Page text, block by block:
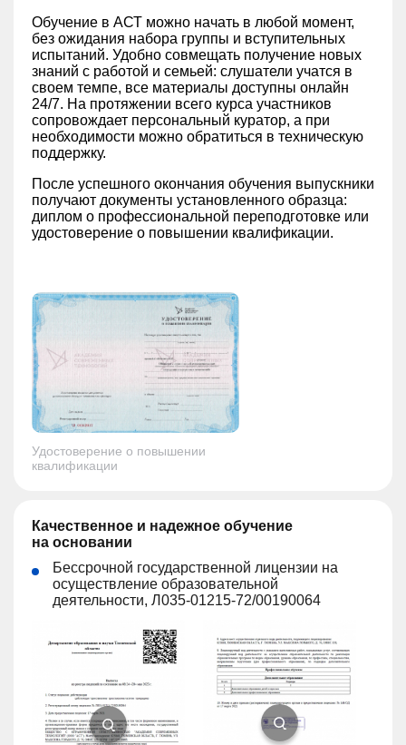
Обучение в АСТ можно начать в любой момент,
без ожидания набора группы и вступительных
испытаний. Удобно совмещать получение новых
знаний с работой и семьей: слушатели учатся в
своем темпе, все материалы доступны онлайн
24/7. На протяжении всего курса участников
сопровождает персональный куратор, а при
необходимости можно обратиться в техническую
поддержку.
После успешного окончания обучения выпускники
получают документы установленного образца:
диплом о профессиональной переподготовке или
удостоверение о повышении квалификации.
Удостоверение о повышении
квалификации
Качественное и надежное обучение
на основании
Бессрочной государственной лицензии на
осуществление образовательной
деятельности, Л035-01215-72/00190064